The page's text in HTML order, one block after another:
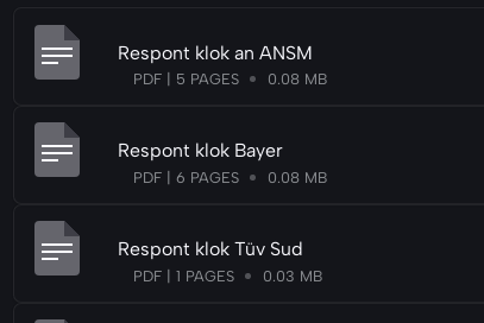
Respont klok an ANSM
PDF | 5 PAGES 0.08 MB
Respont klok Bayer
PDF | 6 PAGES 0.08 MB
Respont klok Tüv Sud
PDF | 1 PAGES 0.03 MB